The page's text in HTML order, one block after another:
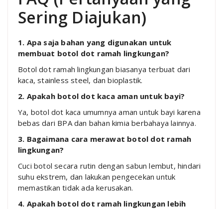
Sering Diajukan)
1. Apa saja bahan yang digunakan untuk
membuat botol dot ramah lingkungan?
Botol dot ramah lingkungan biasanya terbuat dari
kaca, stainless steel, dan bioplastik.
2. Apakah botol dot kaca aman untuk bayi?
Ya, botol dot kaca umumnya aman untuk bayi karena
bebas dari BPA dan bahan kimia berbahaya lainnya.
3. Bagaimana cara merawat botol dot ramah
lingkungan?
Cuci botol secara rutin dengan sabun lembut, hindari
suhu ekstrem, dan lakukan pengecekan untuk
memastikan tidak ada kerusakan.
4. Apakah botol dot ramah lingkungan lebih